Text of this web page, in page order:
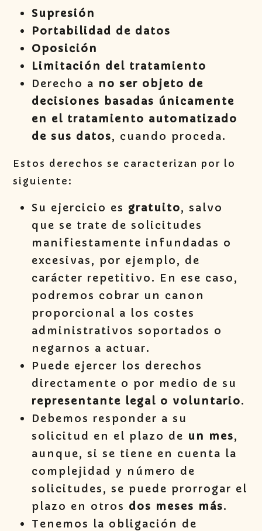
Supresión
Portabilidad de datos
Oposición
Limitación del tratamiento
Derecho a no ser objeto de
decisiones basadas únicamente
en el tratamiento automatizado
de sus datos, cuando proceda.
Estos derechos se caracterizan por lo
siguiente:
Su ejercicio es gratuito, salvo
que se trate de solicitudes
manifiestamente infundadas o
excesivas, por ejemplo, de
carácter repetitivo. En ese caso,
podremos cobrar un canon
proporcional a los costes
administrativos soportados o
negarnos a actuar.
Puede ejercer los derechos
directamente o por medio de su
representante legal o voluntario.
Debemos responder a su
solicitud en el plazo de un mes,
aunque, si se tiene en cuenta la
complejidad y número de
solicitudes, se puede prorrogar el
plazo en otros dos meses más.
Tenemos la obligación de